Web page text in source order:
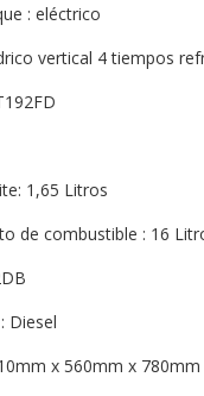
: eléctrico
vertical 4 tiempos
1,65 Litros
de combustible : 16
Diesel
x 560mm x 780mm